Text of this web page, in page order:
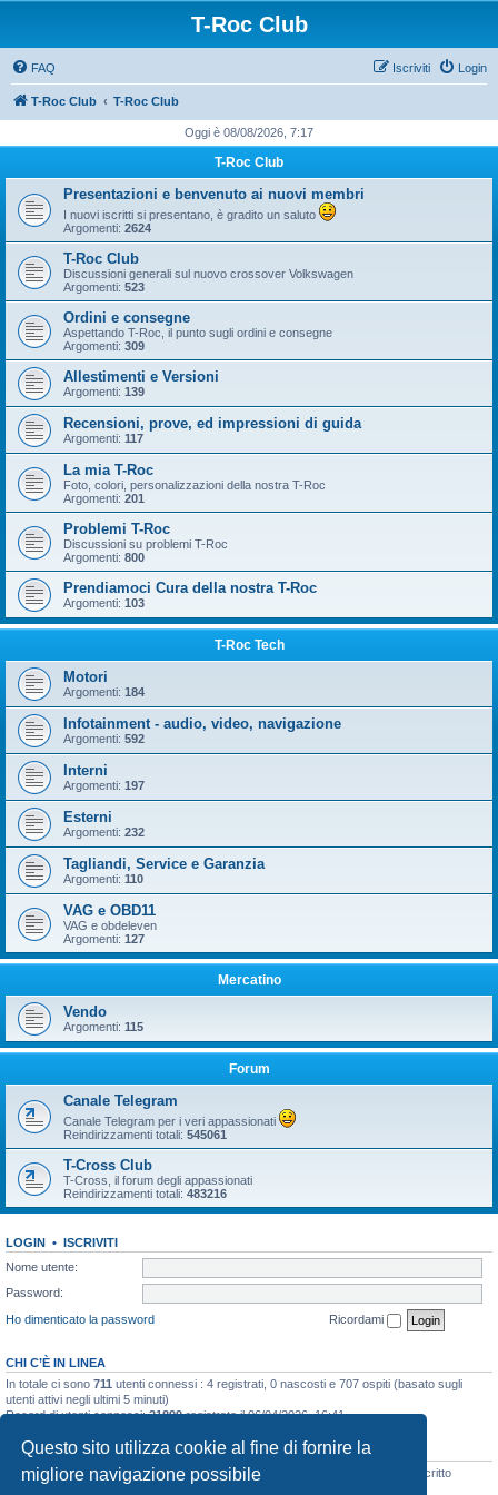
Questo sito utilizza cookie al fine di fornire la
migliore navigazione possibile
T-Roc Club
FAQ Login
Iscriviti
T-Roc Club T-Roc Club
Oggi è 08/08/2026, 7:17
T-Roc Club
Presentazioni e benvenuto ai nuovi membri
I nuovi iscritti si presentano, è gradito un saluto
Argomenti: 2624
T-Roc Club
Discussioni generali sul nuovo crossover Volkswagen
Argomenti: 523
Ordini e consegne
Aspettando T-Roc, il punto sugli ordini e consegne
Argomenti: 309
Allestimenti e Versioni
Argomenti: 139
Recensioni, prove, ed impressioni di guida
Argomenti: 117
La mia T-Roc
Foto, colori, personalizzazioni della nostra T-Roc
Argomenti: 201
Problemi T-Roc
Discussioni su problemi T-Roc
Argomenti: 800
Prendiamoci Cura della nostra T-Roc
Argomenti: 103
T-Roc Tech
Motori
Argomenti: 184
Infotainment - audio, video, navigazione
Argomenti: 592
Interni
Argomenti: 197
Esterni
Argomenti: 232
Tagliandi, Service e Garanzia
Argomenti: 110
VAG e OBD11
VAG e obdeleven
Argomenti: 127
Mercatino
Vendo
Argomenti: 115
Forum
Canale Telegram
Canale Telegram per i veri appassionati
Reindirizzamenti totali: 545061
T-Cross Club
T-Cross, il forum degli appassionati
Reindirizzamenti totali: 483216
LOGIN • ISCRIVITI
Nome utente:
Password:
Ho dimenticato la password
Ricordami
CHI C’È IN LINEA
In totale ci sono 711 utenti connessi : 4 registrati, 0 nascosti e 707 ospiti (basato sugli
utenti attivi negli ultimi 5 minuti)
Record di utenti connessi:21899registrato il 06/04/2026, 16:41
STATISTICHE
Totale messaggi48133• Totale argomenti 3073• Totale iscritti
• Ultimo iscritto
Wolf 1772